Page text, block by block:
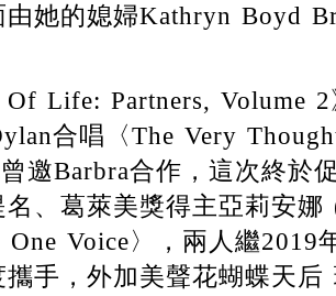
由她的媳婦Kathryn Boyd
Of Life: Partners, Volume
合唱〈The Very
邀Barbra合作，這次終於
名、葛萊美獎得主亞莉安
One Voice〉，兩人繼
攜手，外加美聲花蝴蝶天